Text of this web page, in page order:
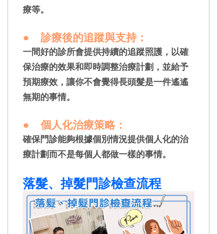
療等。
● 診療後的追蹤與支持：
一間好的診所會提供持續的追蹤照護，以確
保治療的效果和即時調整治療計劃，並給予
預期療效，讓你不會覺得長頭髮是一件遙遙
無期的事情。
● 個人化治療策略 ：
確保門診能夠根據個別情況提供個人化的治
療計劃而不是每個人都做一樣的事情。
落髮、掉髮門診檢查流程